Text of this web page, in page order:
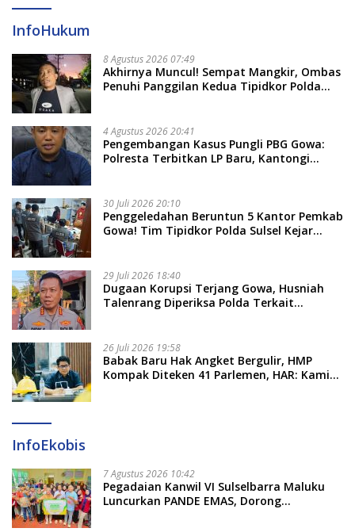
InfoHukum
8 Agustus 2026 07:49
Akhirnya Muncul! Sempat Mangkir, Ombas
Penuhi Panggilan Kedua Tipidkor Polda
4 Agustus 2026 20:41
Pengembangan Kasus Pungli PBG Gowa:
Polresta Terbitkan LP Baru, Kantongi
30 Juli 2026 20:10
Penggeledahan Beruntun 5 Kantor Pemkab
Gowa! Tim Tipidkor Polda Sulsel Kejar
29 Juli 2026 18:40
Dugaan Korupsi Terjang Gowa, Husniah
Talenrang Diperiksa Polda Terkait
26 Juli 2026 19:58
​Babak Baru Hak Angket Bergulir, HMP
Kompak Diteken 41 Parlemen, HAR: Kami
InfoEkobis
7 Agustus 2026 10:42
Pegadaian Kanwil VI Sulselbarra Maluku
Luncurkan PANDE EMAS, Dorong